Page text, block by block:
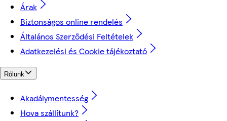
Árak
Biztonságos online rendelés
Általános Szerződési Feltételek
Adatkezelési és Cookie tájékoztató
Rólunk
Akadálymentesség
Hova szállítunk?